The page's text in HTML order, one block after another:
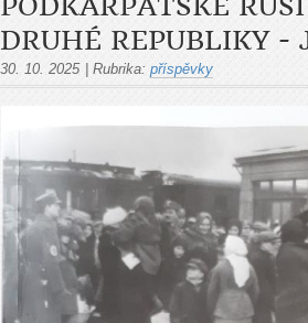
DRUHÉ REPUBLIKY -
30. 10. 2025 | Rubrika: příspěvky